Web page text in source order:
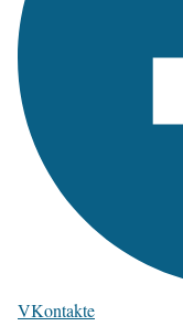
VKontakte